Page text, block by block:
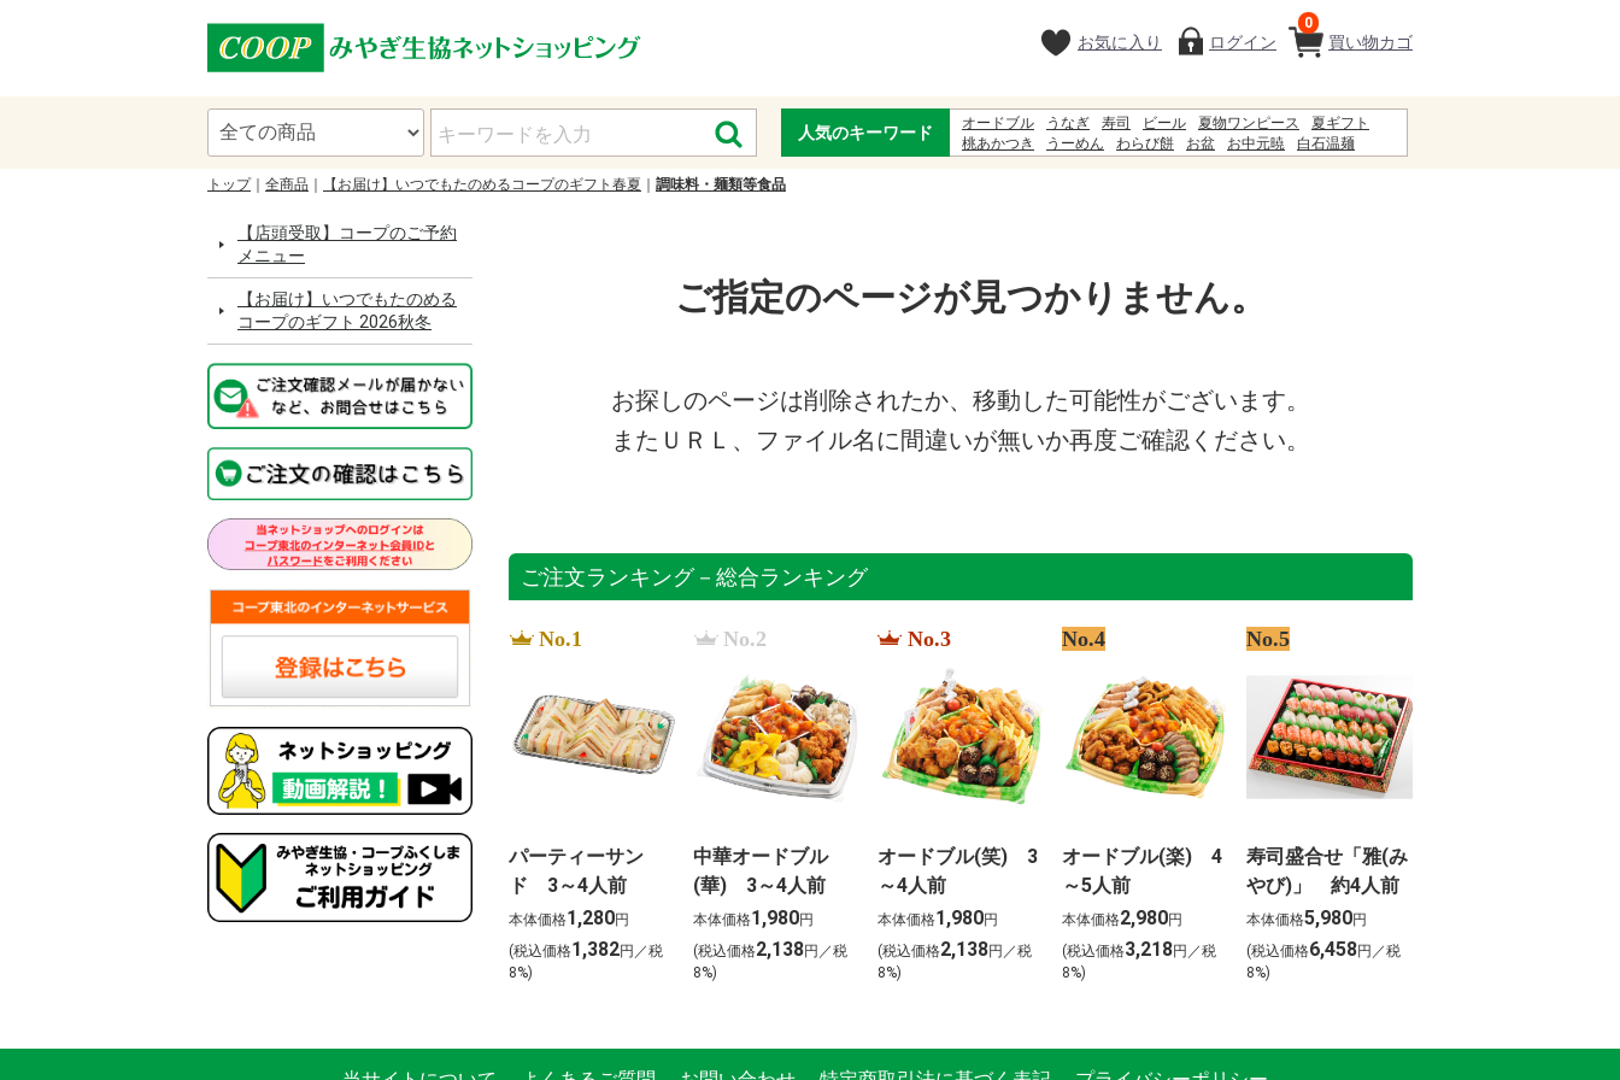
買い物カゴ
0
お気に入り ログイン
人気のキーワード オードブル うなぎ 寿司 ビール 夏物ワンピース
夏ギフト
桃あかつき
うーめん わらび餅 お盆 お中元暁
白石温麺
トップ
全商品 【お届け】いつでもたのめるコープのギフト春夏 調味料・麺類等食品
【店頭受取】コープのご予約
メニュー
【お届け】いつでもたのめる
コープのギフト 2026秋冬
ご指定のページが見つかりません。
お探しのページは削除されたか、移動した可能性がございます。
またＵＲＬ、ファイル名に間違いが無いか再度ご確認ください。
ご注文ランキング－総合ランキング
No.1
パーティーサン
ド 3～4人前
本体価格1,280円
(税込価格1,382円／税
8%)
No.2
中華オードブル
(華) 3～4人前
本体価格1,980円
(税込価格2,138円／税
8%)
No.3
オードブル(笑) 3
～4人前
本体価格1,980円
(税込価格2,138円／税
8%)
No.4
オードブル(楽) 4
～5人前
本体価格2,980円
(税込価格3,218円／税
8%)
No.5
寿司盛合せ「雅(み
やび)」 約4人前
本体価格5,980円
(税込価格6,458円／税
8%)